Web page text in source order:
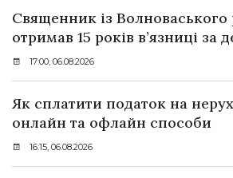
Священник із Волноваського
отримав 15 років в’язниці за
17:00, 06.08.2026
Як сплатити податок на
онлайн та офлайн способи
16:15, 06.08.2026